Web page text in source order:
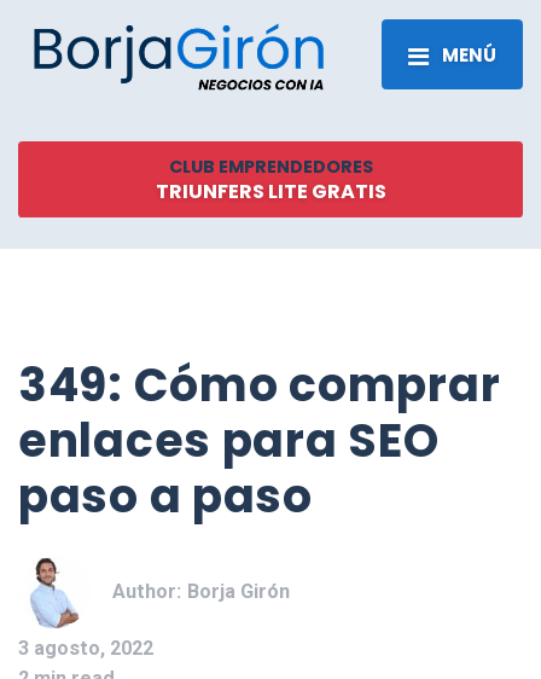
MENÚ
CLUB EMPRENDEDORES
TRIUNFERS LITE GRATIS
349: Cómo comprar
enlaces para SEO
paso a paso
Author: Borja Girón
3 agosto, 2022